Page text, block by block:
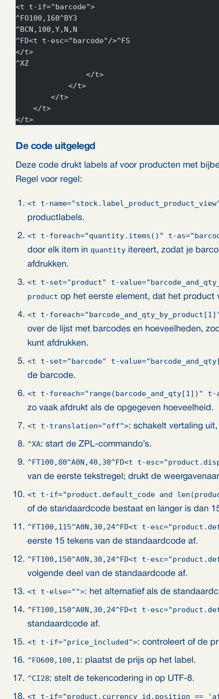
<t t-if="barcode">
^FO100,160^BY3
^BCN,100,Y,N,N
^FD<t t-esc="barcode"/>^FS
</t>
^XZ
                </t>
            </t>
        </t>
    </t>
</t>
De code uitgelegd
Deze code drukt labels af voor producten met
Regel voor regel:
<t t-
productlabels.
<t t-foreach="quantity.items()" t-
door elk item in quantity itereert, zodat je
afdrukken.
<t t-set="product" t-
product op het eerste element, dat het product
<t t-
over de lijst met barcodes en hoeveelheden,
kunt afdrukken.
<t t-set="barcode" t-
de barcode.
<t t-foreach="range(barcode_and_qty[1])" t-
zo vaak afdrukt als de opgegeven hoeveelheid.
<t t-translation="off">: schakelt vertaling
^XA: start de ZPL-commando’s.
^FT100,80^A0N,40,30^FD<t t-
van de eerste tekstregel; drukt de
<t t-if="product.default_code and
of de standaardcode bestaat en langer is dan
^FT100,115^A0N,30,24^FD<t t-
eerste 15 tekens van de standaardcode af.
^FT100,150^A0N,30,24^FD<t t-
volgende deel van de standaardcode af.
<t t-else="">: het alternatief als de
^FT100,150^A0N,30,24^FD<t t-
standaardcode af.
<t t-if="price_included">: controleert of de
^FO600,100,1 : plaatst de prijs op het label.
^CI28: stelt de tekencodering in op UTF-8.
<t t-if="product.currency_id.position ==